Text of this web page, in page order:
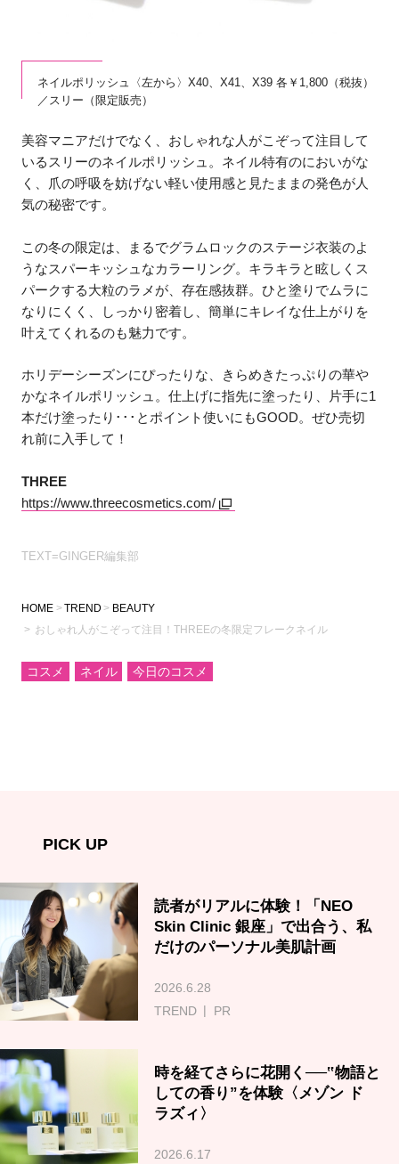
ネイルポリッシュ〈左から〉X40、X41、X39 各￥1,800（税抜）
／スリー（限定販売）
美容マニアだけでなく、おしゃれな人がこぞって注目して
いるスリーのネイルポリッシュ。ネイル特有のにおいがな
く、爪の呼吸を妨げない軽い使用感と見たままの発色が人
気の秘密です。
この冬の限定は、まるでグラムロックのステージ衣装のよ
うなスパーキッシュなカラーリング。キラキラと眩しくス
パークする大粒のラメが、存在感抜群。ひと塗りでムラに
なりにくく、しっかり密着し、簡単にキレイな仕上がりを
叶えてくれるのも魅力です。
ホリデーシーズンにぴったりな、きらめきたっぷりの華や
かなネイルポリッシュ。仕上げに指先に塗ったり、片手に1
本だけ塗ったり･･･とポイント使いにもGOOD。ぜひ売切
れ前に入手して！
THREE
https://www.threecosmetics.com/
TEXT=GINGER編集部
HOME TREND
BEAUTY
おしゃれ人がこぞって注目！THREEの冬限定フレークネイル
コスメ ネイル 今日のコスメ
PICK UP
読者がリアルに体験！「NEO
Skin Clinic 銀座」で出合う、私
だけのパーソナル美肌計画
2026.6.28
TREND
PR
時を経てさらに花開く──‟物語と
しての香り”を体験〈メゾン ド
ラズィ〉
2026.6.17